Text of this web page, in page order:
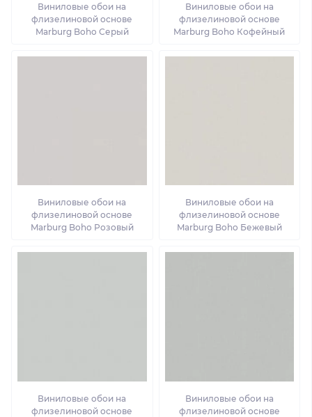
Виниловые обои на
флизелиновой основе
Marburg Boho Серый
Виниловые обои на
флизелиновой основе
Marburg Boho Кофейный
Виниловые обои на
флизелиновой основе
Marburg Boho Розовый
Виниловые обои на
флизелиновой основе
Marburg Boho Бежевый
Виниловые обои на
флизелиновой основе
Виниловые обои на
флизелиновой основе